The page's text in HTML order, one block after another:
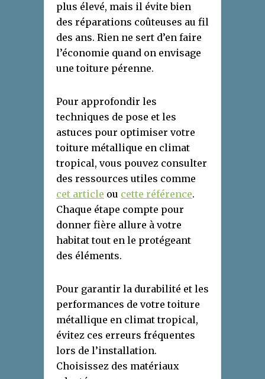
plus élevé, mais il évite bien
des réparations coûteuses au fil
des ans. Rien ne sert d’en faire
l’économie quand on envisage
une toiture pérenne.
Pour approfondir les
techniques de pose et les
astuces pour optimiser votre
toiture métallique en climat
tropical, vous pouvez consulter
des ressources utiles comme
cet article ou cette référence.
Chaque étape compte pour
donner fière allure à votre
habitat tout en le protégeant
des éléments.
Pour garantir la durabilité et les
performances de votre toiture
métallique en climat tropical,
évitez ces erreurs fréquentes
lors de l’installation.
Choisissez des matériaux